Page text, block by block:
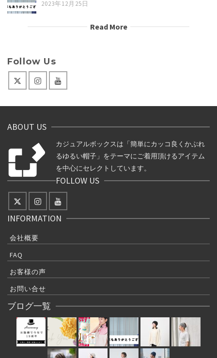
2023年12月25日
Read More
Follow Us
ABOUT US
カジュアルボックスは「簡単にカッコ良くかぶれ
るゆるい帽子」をテーマにご着用頂けるアイテム
を中心にセレクトしています。
FOLLOW US
INFORMATION
会社概要
FAQ
お客様の声
お問い合せ
ブログ一覧